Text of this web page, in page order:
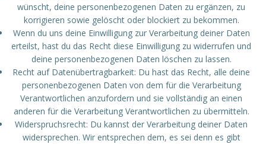
wünscht, deine personenbezogenen Daten zu ergänzen, zu
korrigieren sowie gelöscht oder blockiert zu bekommen.
Wenn du uns deine Einwilligung zur Verarbeitung deiner Daten
erteilst, hast du das Recht diese Einwilligung zu widerrufen und
deine personenbezogenen Daten löschen zu lassen.
Recht auf Datenübertragbarkeit: Du hast das Recht, alle deine
personenbezogenen Daten von dem für die Verarbeitung
Verantwortlichen anzufordern und sie vollständig an einen
anderen für die Verarbeitung Verantwortlichen zu übermitteln.
Widerspruchsrecht: Du kannst der Verarbeitung deiner Daten
widersprechen. Wir entsprechen dem, es sei denn es gibt